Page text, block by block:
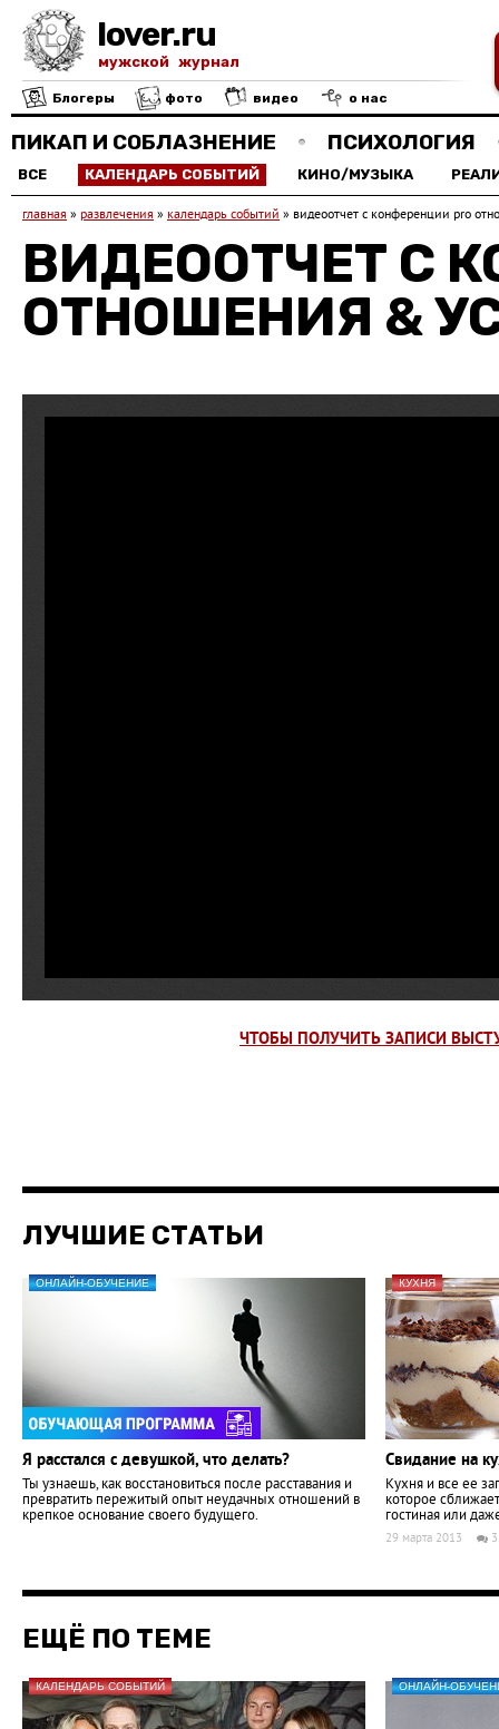
lover.ru
мужской журнал
Блогеры фото видео о нас
ПИКАП И СОБЛАЗНЕНИЕ ПСИХОЛОГИЯ
ВСЕ КАЛЕНДАРЬ СОБЫТИЙ КИНО/МУЗЫКА
главная » развлечения » календарь событий » видеоотчет с конференции pro
ВИДЕООТЧЕТ С
ОТНОШЕНИЯ &
ЧТОБЫ ПОЛУЧИТЬ ЗАПИСИ
ЛУЧШИЕ СТАТЬИ
ОНЛАЙН-ОБУЧЕНИЕ
Я расстался с девушкой, что делать?
Ты узнаешь, как восстановиться после расставания и
превратить пережитый опыт неудачных отношений в
крепкое основание своего будущего.
КУХНЯ
Свидание на
Кухня и все ее
которое
гостиная или
29 марта 2013 3
ЕЩЁ ПО ТЕМЕ
КАЛЕНДАРЬ СОБЫТИЙ ОНЛАЙН-